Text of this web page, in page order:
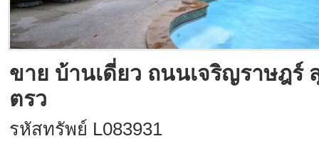
ขาย บ้านเดี่ยว ถนนเจริญราษฎร์
ตรว
รหัสทรัพย์ L083931